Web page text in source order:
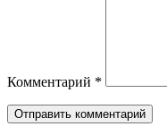
Комментарий *